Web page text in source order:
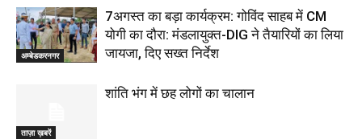
अम्बेडकरनगर
7अगस्त का बड़ा कार्यक्रम: गोविंद साहब में CM
योगी का दौरा: मंडलायुक्त-DIG ने तैयारियों का लिया
जायजा, दिए सख्त निर्देश
ताज़ा ख़बरें
शांति भंग में छह लोगों का चालान